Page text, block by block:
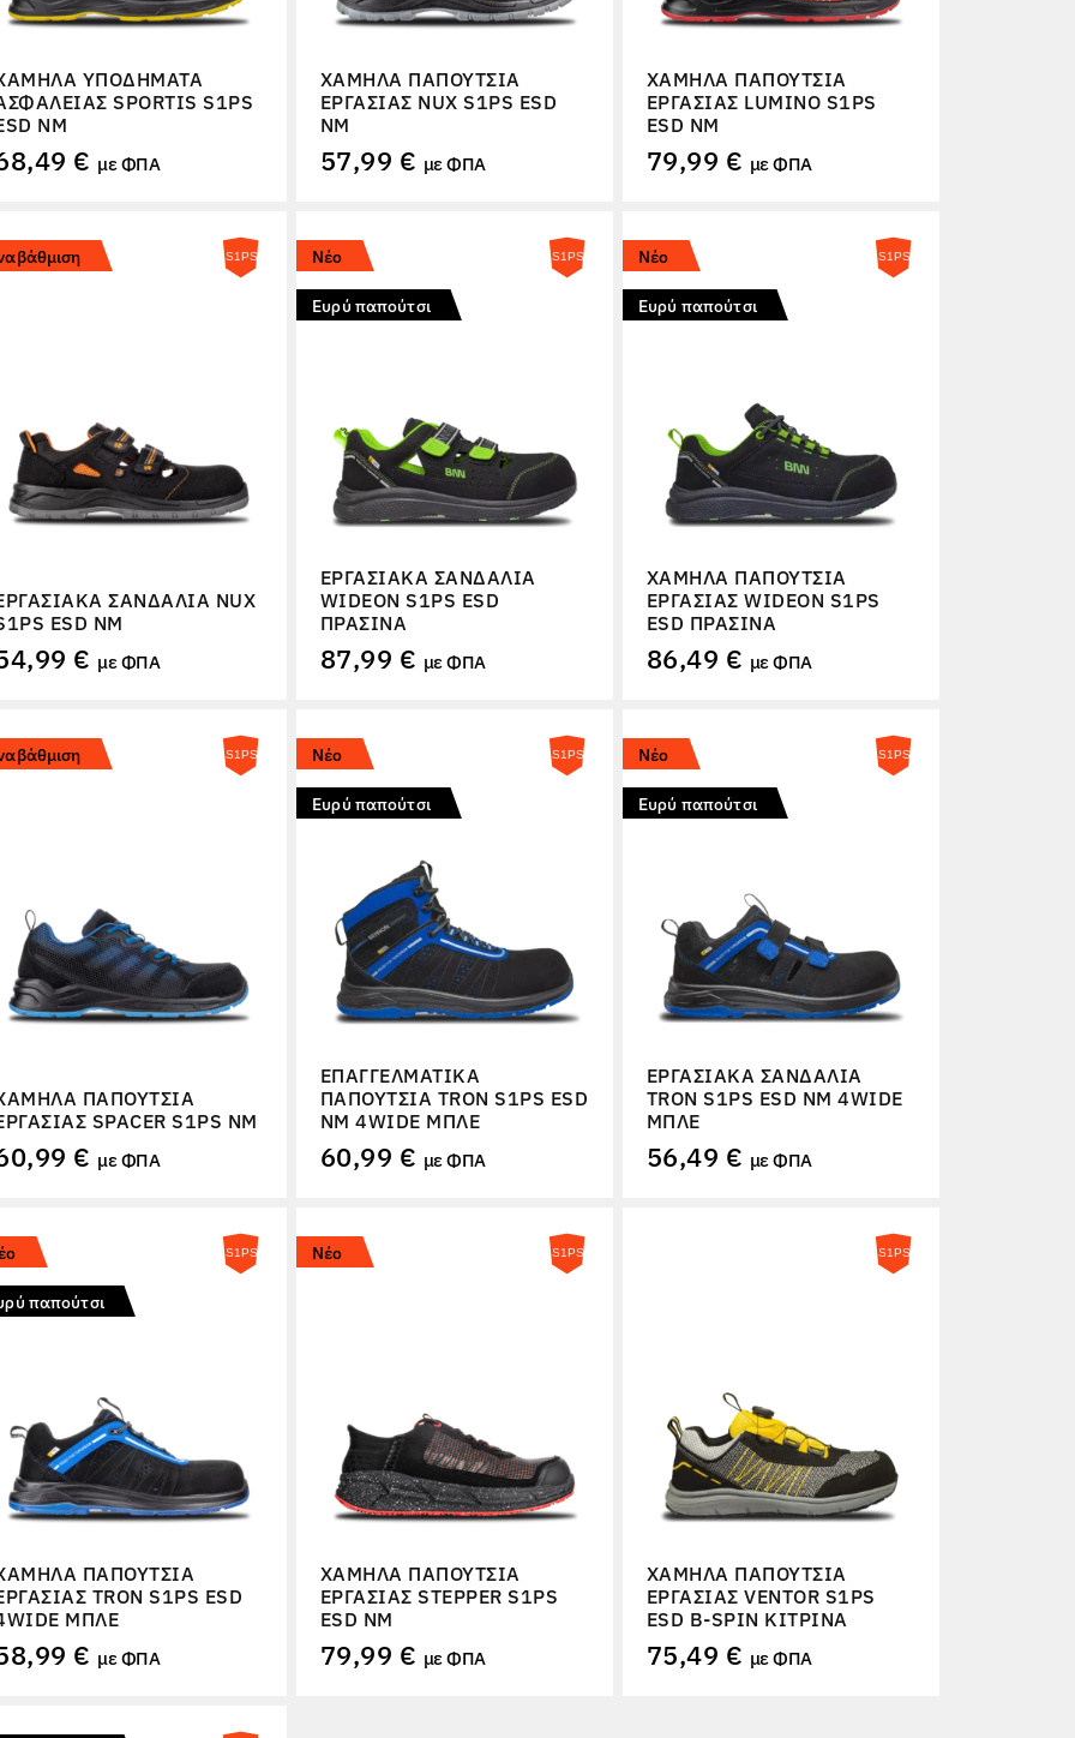
ΥΠΟΔΉΜΑΤΑ
SPORTIS S1PS
NM
€ με ΦΠΑ
ΧΑΜΗΛΆ ΠΑΠΟΎΤΣΙΑ
ΕΡΓΑΣΊΑΣ NUX S1PS ESD
NM
57,99 € με ΦΠΑ
ΧΑΜΗΛΆ ΠΑΠΟΎΤΣΙΑ
ΕΡΓΑΣΊΑΣ LUMINO S1PS
ESD NM
79,99 € με ΦΠΑ
ΣΑΝΔΆΛΙΑ NUX
ESD NM
€ με ΦΠΑ
Νέο
Ευρύ παπούτσι
ΕΡΓΑΣΙΑΚΆ ΣΑΝΔΆΛΙΑ
WIDEON S1PS ESD
ΠΡΆΣΙΝΑ
87,99 € με ΦΠΑ
Νέο
Ευρύ παπούτσι
ΧΑΜΗΛΆ ΠΑΠΟΎΤΣΙΑ
ΕΡΓΑΣΊΑΣ WIDEON S1PS
ESD ΠΡΆΣΙΝΑ
86,49 € με ΦΠΑ
ΠΑΠΟΎΤΣΙΑ
SPACER S1PS NM
€ με ΦΠΑ
Νέο
Ευρύ παπούτσι
ΕΠΑΓΓΕΛΜΑΤΙΚΆ
ΠΑΠΟΎΤΣΙΑ TRON S1PS ESD
NM 4WIDE ΜΠΛΕ
60,99 € με ΦΠΑ
Νέο
Ευρύ παπούτσι
ΕΡΓΑΣΙΑΚΆ ΣΑΝΔΆΛΙΑ
TRON S1PS ESD NM 4WIDE
ΜΠΛΕ
56,49 € με ΦΠΑ
παπούτσι
ΠΑΠΟΎΤΣΙΑ
TRON S1PS ESD
ΜΠΛΕ
€ με ΦΠΑ
Νέο
ΧΑΜΗΛΆ ΠΑΠΟΎΤΣΙΑ
ΕΡΓΑΣΊΑΣ STEPPER S1PS
ESD NM
79,99 € με ΦΠΑ
ΧΑΜΗΛΆ ΠΑΠΟΎΤΣΙΑ
ΕΡΓΑΣΊΑΣ VENTOR S1PS
ESD B-SPIN ΚΊΤΡΙΝΑ
75,49 € με ΦΠΑ